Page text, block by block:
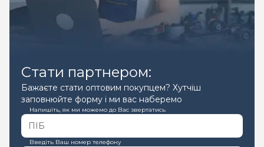
Стати партнером:
Бажаєте стати оптовим покупцем? Хутчіш
заповнюйте форму і ми вас наберемо
Напишіть, як ми можемо до Вас звертатись
Введіть Ваш номер телефону